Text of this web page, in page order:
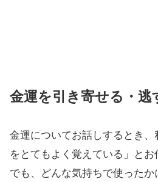
金運を引き寄せる・逃
金運についてお話しするとき
をとてもよく覚えている」と
でも、どんな気持ちで使った